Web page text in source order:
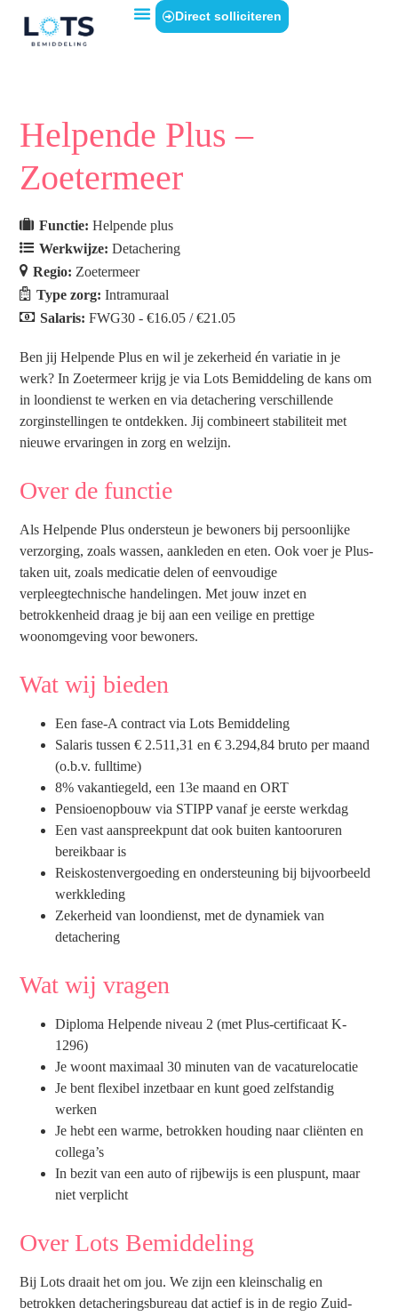
Direct solliciteren
Helpende Plus –
Zoetermeer
Functie:Helpende plus
Werkwijze:Detachering
Regio: Zoetermeer
Type zorg:Intramuraal
Salaris:FWG30 - €16.05 / €21.05
Ben jij Helpende Plus en wil je zekerheid én variatie in je
werk? In Zoetermeer krijg je via Lots Bemiddeling de kans om
in loondienst te werken en via detachering verschillende
zorginstellingen te ontdekken. Jij combineert stabiliteit met
nieuwe ervaringen in zorg en welzijn.
Over de functie
Als Helpende Plus ondersteun je bewoners bij persoonlijke
verzorging, zoals wassen, aankleden en eten. Ook voer je Plus-
taken uit, zoals medicatie delen of eenvoudige
verpleegtechnische handelingen. Met jouw inzet en
betrokkenheid draag je bij aan een veilige en prettige
woonomgeving voor bewoners.
Wat wij bieden
Een fase-A contract via Lots Bemiddeling
Salaris tussen € 2.511,31 en € 3.294,84 bruto per maand
(o.b.v. fulltime)
8% vakantiegeld, een 13e maand en ORT
Pensioenopbouw via STIPP vanaf je eerste werkdag
Een vast aanspreekpunt dat ook buiten kantooruren
bereikbaar is
Reiskostenvergoeding en ondersteuning bij bijvoorbeeld
werkkleding
Zekerheid van loondienst, met de dynamiek van
detachering
Wat wij vragen
Diploma Helpende niveau 2 (met Plus-certificaat K-
1296)
Je woont maximaal 30 minuten van de vacaturelocatie
Je bent flexibel inzetbaar en kunt goed zelfstandig
werken
Je hebt een warme, betrokken houding naar cliënten en
collega’s
In bezit van een auto of rijbewijs is een pluspunt, maar
niet verplicht
Over Lots Bemiddeling
Bij Lots draait het om jou. We zijn een kleinschalig en
betrokken detacheringsbureau dat actief is in de regio Zuid-